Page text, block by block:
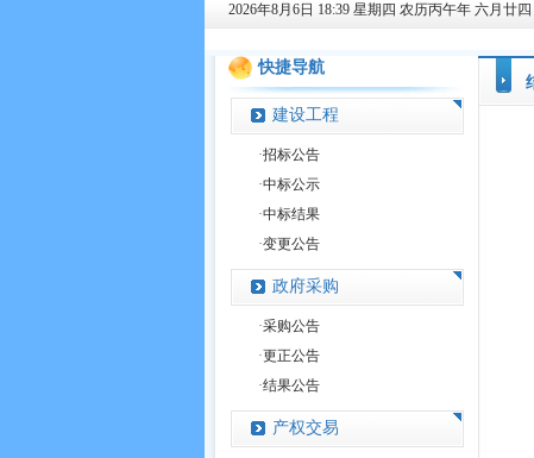
2026年8月6日 18:39 星期四 农历丙午年 六月廿四
快捷导航
建设工程
·招标公告
·中标公示
·中标结果
·变更公告
政府采购
·采购公告
·更正公告
·结果公告
产权交易